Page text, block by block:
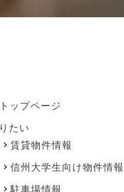
トップページ
たい
賃貸物件情報
信州大学生向け物件情報
駐車場情報